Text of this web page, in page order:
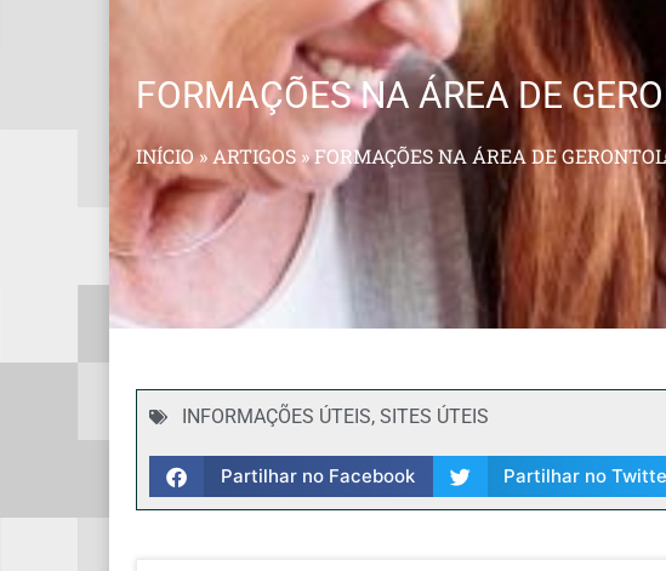
FORMAÇÕES NA ÁREA DE
INÍCIO » ARTIGOS »FORMAÇÕES NA ÁREA DE
INFORMAÇÕES ÚTEIS, SITES ÚTEIS
Partilhar no Facebook Partilhar no